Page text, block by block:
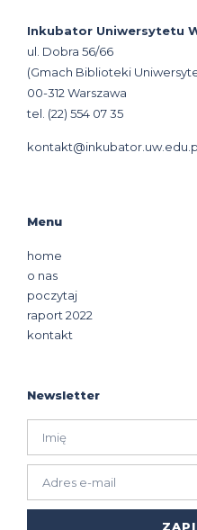
Inkubator Uniwersytetu
ul. Dobra 56/66
(Gmach Biblioteki
00-312 Warszawa
tel. (22) 554 07 35
Menu
home
o nas
poczytaj
raport 2022
kontakt
Newsletter